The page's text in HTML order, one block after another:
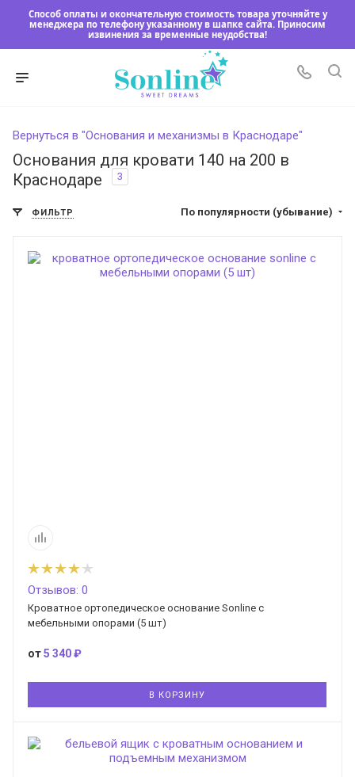
Способ оплаты и окончательную стоимость товара уточняйте у
менеджера по телефону указанному в шапке сайта. Приносим
извинения за временные неудобства!
Вернуться в "Основания и механизмы в Краснодаре"
Основания для кровати 140 на 200 в
Краснодаре
3
ФИЛЬТР По популярности (убывание)
Отзывов: 0
Кроватное ортопедическое основание Sonline с
мебельными опорами (5 шт)
от5 340 ₽
В КОРЗИНУ